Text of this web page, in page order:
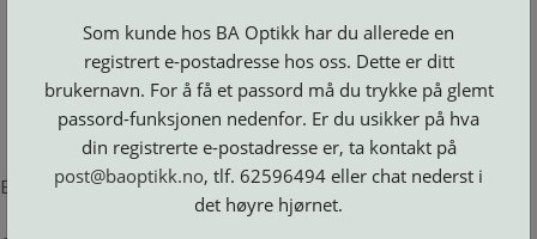
OSS
BESTILL
DELER
LOGG INN
Brillerens
Brillesnorer
Clip-
on
Suncover
Etuier
Innfatninger
Lesebriller
Luper
og
Speil
Maskiner
Microkluter
Neseputer
Se alle kategorier
Error loading product page.
Som kunde hos BA Optikk har du allerede en
registrert e-postadresse hos oss. Dette er ditt
brukernavn. For å få et passord må du trykke på glemt
passord-funksjonen nedenfor. Er du usikker på hva
din registrerte e-postadresse er, ta kontakt på
post@baoptikk.no, tlf. 62596494 eller chat nederst i
det høyre hjørnet.